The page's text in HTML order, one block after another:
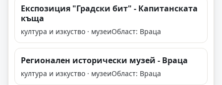
Експозиция "Градски бит" - Капитанската
къща
култура и изкуство · музеиОбласт: Враца
Регионален исторически музей - Враца
култура и изкуство · музеиОбласт: Враца